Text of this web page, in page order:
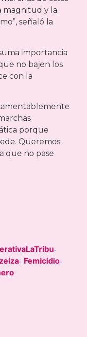
magnitud y la
señaló la
importancia
no bajen los
con la
porque
Queremos
que no pase
-
- Femicidio-